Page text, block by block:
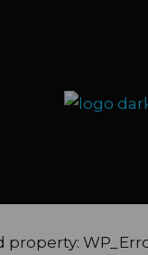
property: